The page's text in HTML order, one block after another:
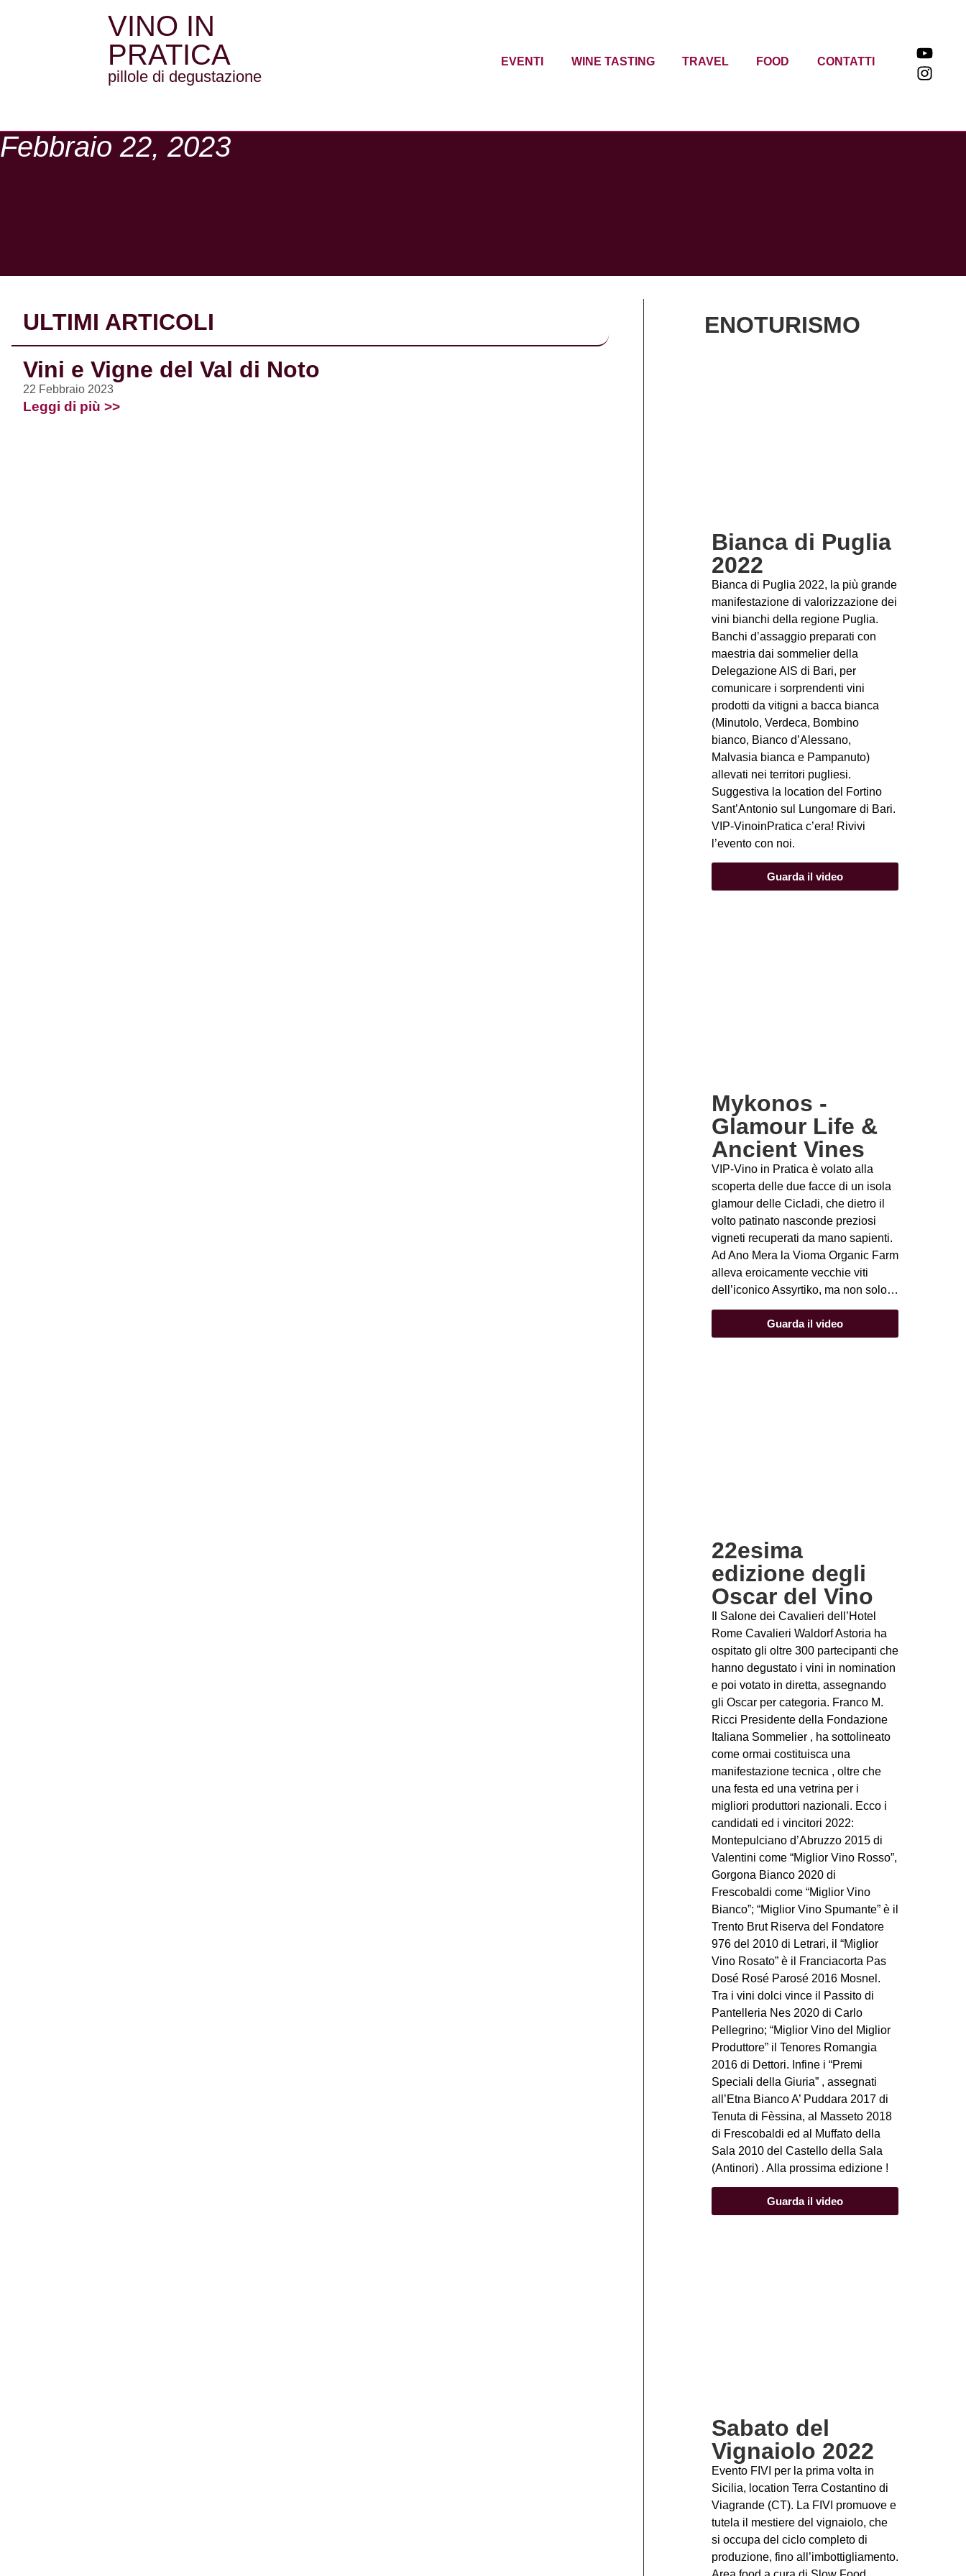
VINO IN
PRATICA
pillole di degustazione
EVENTI WINE TASTING TRAVEL FOOD CONTATTI
Febbraio 22, 2023
ULTIMI ARTICOLI
Vini e Vigne del Val di Noto
22 Febbraio 2023
Leggi di più >>
ENOTURISMO
Bianca di Puglia
2022
Bianca di Puglia 2022, la più grande
manifestazione di valorizzazione dei
vini bianchi della regione Puglia.
Banchi d’assaggio preparati con
maestria dai sommelier della
Delegazione AIS di Bari, per
comunicare i sorprendenti vini
prodotti da vitigni a bacca bianca
(Minutolo, Verdeca, Bombino
bianco, Bianco d’Alessano,
Malvasia bianca e Pampanuto)
allevati nei territori pugliesi.
Suggestiva la location del Fortino
Sant’Antonio sul Lungomare di Bari.
VIP-VinoinPratica c’era! Rivivi
l’evento con noi.
Guarda il video
Mykonos -
Glamour Life &
Ancient Vines
VIP-Vino in Pratica è volato alla
scoperta delle due facce di un isola
glamour delle Cicladi, che dietro il
volto patinato nasconde preziosi
vigneti recuperati da mano sapienti.
Ad Ano Mera la Vioma Organic Farm
alleva eroicamente vecchie viti
dell’iconico Assyrtiko, ma non solo…
Guarda il video
22esima
edizione degli
Oscar del Vino
Il Salone dei Cavalieri dell’Hotel
Rome Cavalieri Waldorf Astoria ha
ospitato gli oltre 300 partecipanti che
hanno degustato i vini in nomination
e poi votato in diretta, assegnando
gli Oscar per categoria. Franco M.
Ricci Presidente della Fondazione
Italiana Sommelier , ha sottolineato
come ormai costituisca una
manifestazione tecnica , oltre che
una festa ed una vetrina per i
migliori produttori nazionali. Ecco i
candidati ed i vincitori 2022:
Montepulciano d’Abruzzo 2015 di
Valentini come “Miglior Vino Rosso”,
Gorgona Bianco 2020 di
Frescobaldi come “Miglior Vino
Bianco”; “Miglior Vino Spumante” è il
Trento Brut Riserva del Fondatore
976 del 2010 di Letrari, il “Miglior
Vino Rosato” è il Franciacorta Pas
Dosé Rosé Parosé 2016 Mosnel.
Tra i vini dolci vince il Passito di
Pantelleria Nes 2020 di Carlo
Pellegrino; “Miglior Vino del Miglior
Produttore” il Tenores Romangia
2016 di Dettori. Infine i “Premi
Speciali della Giuria” , assegnati
all’Etna Bianco A’ Puddara 2017 di
Tenuta di Fèssina, al Masseto 2018
di Frescobaldi ed al Muffato della
Sala 2010 del Castello della Sala
(Antinori) . Alla prossima edizione !
Guarda il video
Sabato del
Vignaiolo 2022
Evento FIVI per la prima volta in
Sicilia, location Terra Costantino di
Viagrande (CT). La FIVI promuove e
tutela il mestiere del vignaiolo, che
si occupa del ciclo completo di
produzione, fino all’imbottigliamento.